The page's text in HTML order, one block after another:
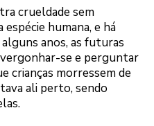
crueldade sem
humana, e há
anos, as futuras
se e perguntar
crianças morressem de
ali perto, sendo